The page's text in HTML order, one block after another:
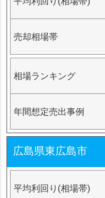
売却相場帯
相場ランキング
年間想定売出事例
広島県東広島市
平均利回り(相場帯)